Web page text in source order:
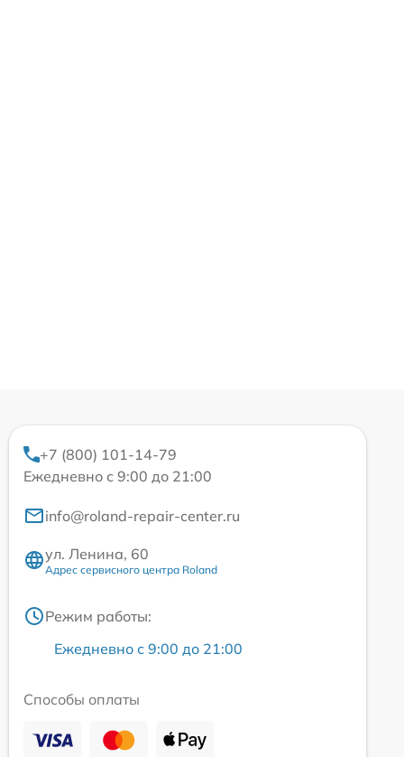
+7 (800) 101-14-79
Ежедневно с 9:00 до 21:00
info@roland-repair-center.ru
ул. Ленина, 60
Адрес сервисного центра Roland
Режим работы:
Ежедневно с 9:00 до 21:00
Способы оплаты